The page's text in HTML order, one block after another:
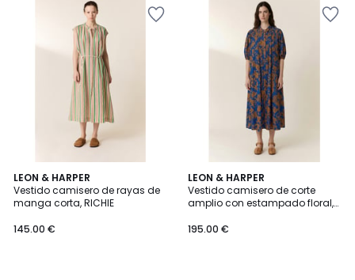
LEON & HARPER
Vestido camisero de rayas de
manga corta, RICHIE
145.00 €
LEON & HARPER
Vestido camisero de corte
amplio con estampado floral,
195.00 €